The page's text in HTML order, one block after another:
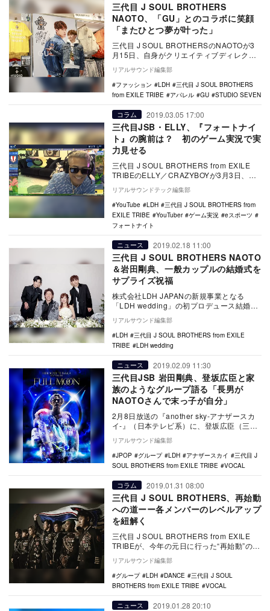
三代目 J SOUL BROTHERS
NAOTO、「GU」とのコラボに笑顔
「またひとつ夢が叶った」
三代目 J SOUL BROTHERSのNAOTOが3
月15日、自身がクリエイティブディレクシ
ョンを務めるファッションブランド「…
リアルサウンド編集部
ファッション
LDH
三代目 J SOUL BROTHERS
from EXILE TRIBE
アパレル GU STUDIO SEVEN
コラム 2019.03.05 17:00
三代目JSB・ELLY、『フォートナイ
ト』の腕前は？ 初のゲーム実況で実
力見せる
三代目 J SOUL BROTHERS from EXILE
TRIBEのELLY／CRAZYBOYが3月3日、自
リアルサウンドテック編集部
YouTube
LDH
三代目 J SOUL BROTHERS from
EXILE TRIBE
YouTuber ゲーム実況
eスポーツ
フォートナイト
ニュース 2019.02.18 11:00
三代目 J SOUL BROTHERS NAOTO
＆岩田剛典、一般カップルの結婚式を
サプライズ祝福
株式会社LDH JAPANの新規事業となる
「LDH wedding」の初プロデュース結婚披
露宴が、2月17日に神奈川・THE G…
リアルサウンド編集部
LDH
三代目 J SOUL BROTHERS from EXILE
TRIBE
LDH wedding
ニュース 2019.02.09 11:30
三代目JSB 岩田剛典、登坂広臣と家
族のようなグループ語る「長男が
NAOTOさんで末っ子が自分」
2月8日放送の『another sky-アナザースカ
イ-』（日本テレビ系）に、登坂広臣（三代
目 J SOUL BROTHERS …
リアルサウンド編集部
JPOP
グループ LDH アナザースカイ
三代目 J
SOUL BROTHERS from EXILE TRIBE
VOCAL
コラム 2019.01.31 08:00
三代目 J SOUL BROTHERS、再始動
への道ーー各メンバーのレベルアップ
を紐解く
三代目 J SOUL BROTHERS from EXILE
TRIBEが、今年の元日に行った“再始動”の宣
言は、ファンたちに大…
リアルサウンド編集部
グループ
LDH DANCE
三代目 J SOUL
BROTHERS from EXILE TRIBE
VOCAL
ニュース 2019.01.28 20:10